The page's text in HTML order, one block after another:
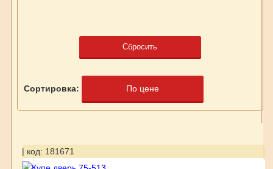
Сбросить
Сортировка: По цене
| код: 181671